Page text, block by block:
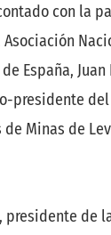
con la
España,
presidente del
Minas de
presidente de